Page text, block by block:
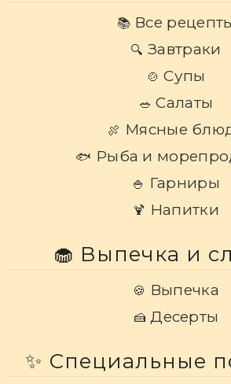
📚Все
🔍 Завтраки
🍲 Супы
🥗 Салаты
🍖 Мясные
🐟 Рыба и
🍚 Гарниры
🍹 Напитки
🧁 Выпечка и
🍪 Выпечка
🍰Десерты
✨ Специальные